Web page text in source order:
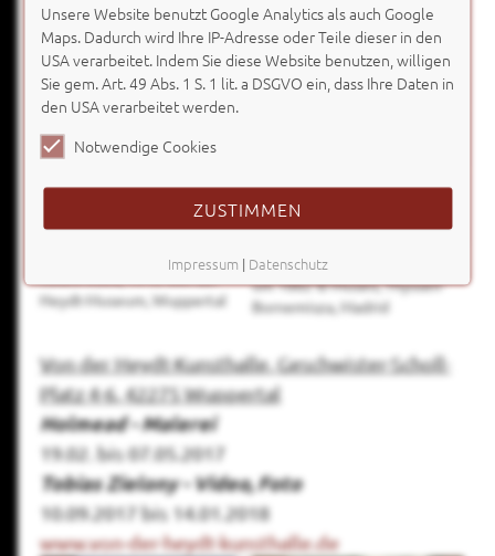
rotem Rock, 1910 Von der
Heydt-Museum, Wuppertal
Edouard Manet, Die Reiterin,
um 1882 © Museo, Thyssen-
Bornemisza, Madrid
Von der Heydt-Kunsthalle, Geschwister-Scholl-
Platz 4-6, 42275 Wuppertal
Holmead - Malerei
19.02. bis 07.05.2017
Tobias Zielony - Video, Foto
10.09.2017 bis 14.01.2018
www.von-der-heydt-kunsthalle.de
Unsere Website benutzt Google Analytics als auch Google
Maps. Dadurch wird Ihre IP-Adresse oder Teile dieser in den
USA verarbeitet. Indem Sie diese Website benutzen, willigen
Sie gem. Art. 49 Abs. 1 S. 1 lit. a DSGVO ein, dass Ihre Daten in
den USA verarbeitet werden.
Notwendige Cookies
ZUSTIMMEN
Impressum | Datenschutz